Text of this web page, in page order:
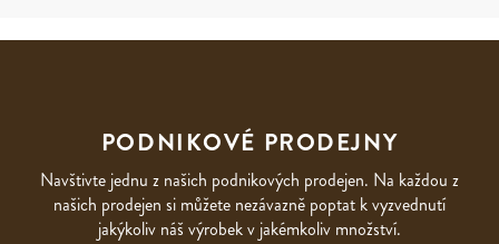
PODNIKOVÉ PRODEJNY
Navštivte jednu z našich podnikových prodejen. Na každou z
našich prodejen si můžete nezávazně poptat k vyzvednutí
jakýkoliv náš výrobek v jakémkoliv množství.